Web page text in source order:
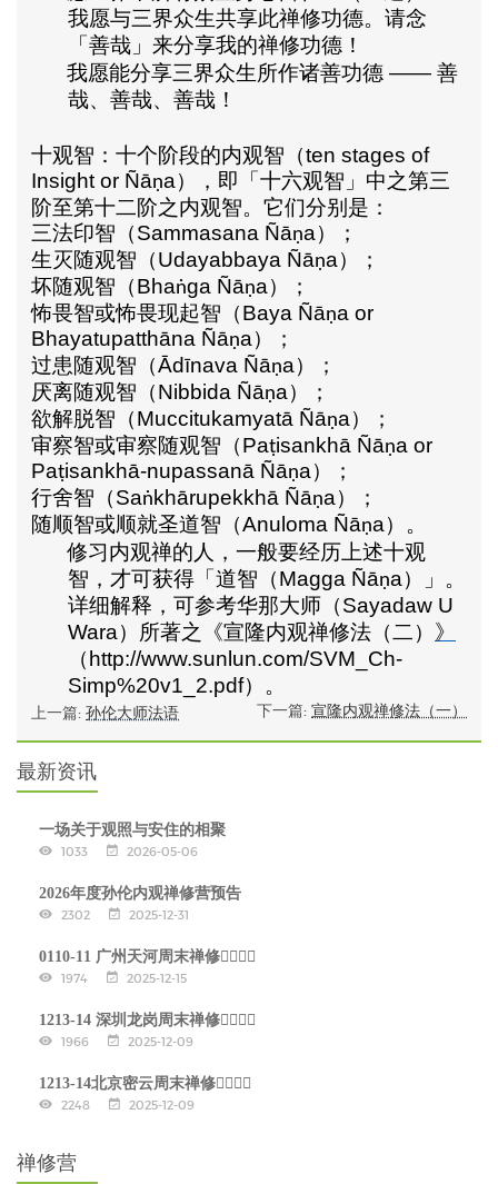
我愿与三界众生共享此禅修功德。请念
「善哉」来分享我的禅修功德！
我愿能分享三界众生所作诸善功德 ——善
哉、善哉、善哉！
十观智：十个阶段的内观智（ten stages of
Insight or Ñāṇa），即「十六观智」中之第三
阶至第十二阶之内观智。它们分别是：
三法印智（Sammasana Ñāṇa）；
生灭随观智（Udayabbaya Ñāṇa）；
坏随观智（Bhaṅga Ñāṇa）；
怖畏智或怖畏现起智（Baya Ñāṇa or
Bhayatupatthāna Ñāṇa）；
过患随观智（Ādīnava Ñāṇa）；
厌离随观智（Nibbida Ñāṇa）；
欲解脱智（Muccitukamyatā Ñāṇa）；
审察智或审察随观智（Paṭisankhā Ñāṇa or
Paṭisankhā-nupassanā Ñāṇa）；
行舍智（Saṅ khārupekkhā Ñāṇa）；
随顺智或顺就圣道智（Anuloma Ñāṇa）。
修习内观禅的人，一般要经历上述十观
智，才可获得「道智（Magga Ñāṇa）」。
详细解释，可参考华那大师（Sayadaw U
Wara）所著之《宣隆内观禅修法（二） 》
（ http://www.sunlun.com/SVM_Ch-
Simp%20v1_2.pdf）。
上一篇: 孙伦大师法语 下一篇: 宣隆内观禅修法（一）
最新资讯
一场关于观照与安住的相聚
1033 2026-05-06
2026年度孙伦内观禅修营预告
2302 2025-12-31
0110-11 广州天河周末禅修🧘‍♂🧘‍♀
1974 2025-12-15
1213-14 深圳龙岗周末禅修🧘‍♂🧘‍♀
1966 2025-12-09
1213-14北京密云周末禅修🧘‍♂🧘‍♀
2248 2025-12-09
禅修营